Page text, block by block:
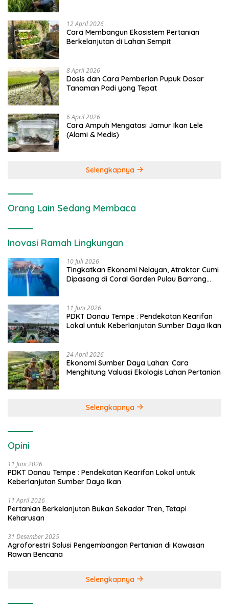
12 April 2026
Cara Membangun Ekosistem Pertanian
Berkelanjutan di Lahan Sempit
8 April 2026
Dosis dan Cara Pemberian Pupuk Dasar
Tanaman Padi yang Tepat
6 April 2026
Cara Ampuh Mengatasi Jamur Ikan Lele
(Alami & Medis)
Selengkapnya
Orang Lain Sedang Membaca
Inovasi Ramah Lingkungan
10 Juli 2026
Tingkatkan Ekonomi Nelayan, Atraktor Cumi
Dipasang di Coral Garden Pulau Barrang
11 Juni 2026
PDKT Danau Tempe : Pendekatan Kearifan
Lokal untuk Keberlanjutan Sumber Daya Ikan
24 April 2026
Ekonomi Sumber Daya Lahan: Cara
Menghitung Valuasi Ekologis Lahan Pertanian
Selengkapnya
Opini
11 Juni 2026
PDKT Danau Tempe : Pendekatan Kearifan Lokal untuk
Keberlanjutan Sumber Daya Ikan
11 April 2026
Pertanian Berkelanjutan Bukan Sekadar Tren, Tetapi
Keharusan
31 Desember 2025
Agroforestri Solusi Pengembangan Pertanian di Kawasan
Rawan Bencana
Selengkapnya